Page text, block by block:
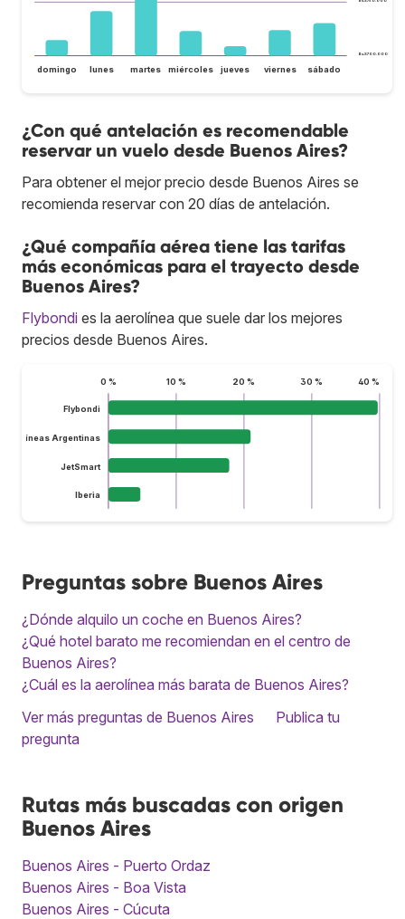
Bs.S700.000
domingo lunes martes miércoles jueves viernes sábado
¿Con qué antelación es recomendable
reservar un vuelo desde Buenos Aires?
Para obtener el mejor precio desde Buenos Aires se
recomienda reservar con 20 días de antelación.
¿Qué compañía aérea tiene las tarifas
más económicas para el trayecto desde
Buenos Aires?
Flybondi es la aerolínea que suele dar los mejores
precios desde Buenos Aires.
0 % 10 % 20 % 30 % 40 %
Flybondi
Aerolíneas Argentinas
JetSmart
Iberia
Preguntas sobre Buenos Aires
¿Dónde alquilo un coche en Buenos Aires?
¿Qué hotel barato me recomiendan en el centro de
Buenos Aires?
¿Cuál es la aerolínea más barata de Buenos Aires?
Ver más preguntas de Buenos Aires
Publica tu
pregunta
Rutas más buscadas con origen
Buenos Aires
Buenos Aires - Puerto Ordaz
Buenos Aires - Boa Vista
Buenos Aires - Cúcuta